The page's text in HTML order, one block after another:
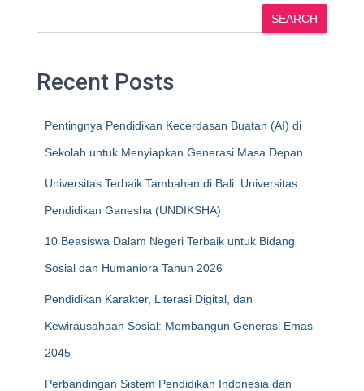
SEARCH
Recent Posts
Pentingnya Pendidikan Kecerdasan Buatan (AI) di
Sekolah untuk Menyiapkan Generasi Masa Depan
Universitas Terbaik Tambahan di Bali: Universitas
Pendidikan Ganesha (UNDIKSHA)
10 Beasiswa Dalam Negeri Terbaik untuk Bidang
Sosial dan Humaniora Tahun 2026
Pendidikan Karakter, Literasi Digital, dan
Kewirausahaan Sosial: Membangun Generasi Emas
2045
Perbandingan Sistem Pendidikan Indonesia dan